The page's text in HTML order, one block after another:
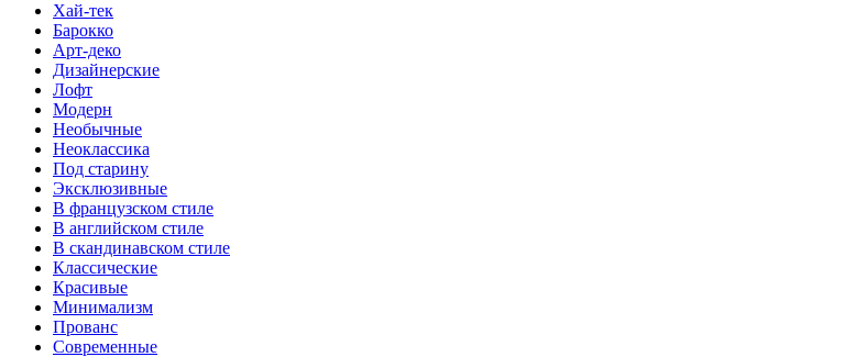
Хай-тек
Барокко
Арт-деко
Дизайнерские
Лофт
Модерн
Необычные
Неоклассика
Под старину
Эксклюзивные
В французском стиле
В английском стиле
В скандинавском стиле
Классические
Красивые
Минимализм
Прованс
Современные